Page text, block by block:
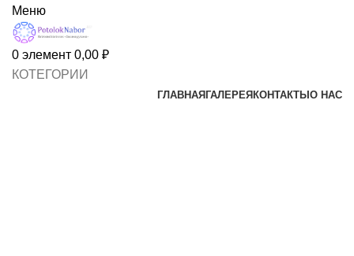
Меню
0 элемент 0,00 ₽
КОТЕГОРИИ
ГЛАВНАЯГАЛЕРЕЯКОНТАКТЫО НАС